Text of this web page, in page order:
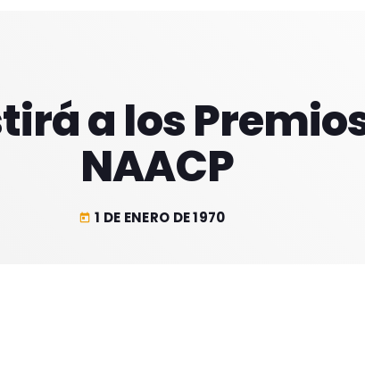
a los
NAACP
today 1 DE ENERO DE 1970